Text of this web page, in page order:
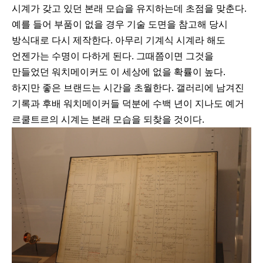
시계가 갖고 있던 본래 모습을 유지하는데 초점을 맞춘다.
예를 들어 부품이 없을 경우 기술 도면을 참고해 당시
방식대로 다시 제작한다. 아무리 기계식 시계라 해도
언젠가는 수명이 다하게 된다. 그때쯤이면 그것을
만들었던 워치메이커도 이 세상에 없을 확률이 높다.
하지만 좋은 브랜드는 시간을 초월한다. 갤러리에 남겨진
기록과 후배 워치메이커들 덕분에 수백 년이 지나도 예거
르쿨트르의 시계는 본래 모습을 되찾을 것이다.